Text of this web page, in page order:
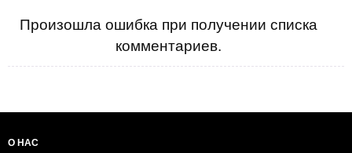
Произошла ошибка при получении списка
комментариев.
О НАС